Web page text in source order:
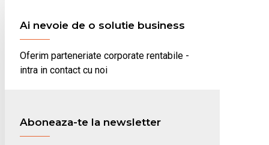
Ai nevoie de o solutie business
Oferim parteneriate corporate rentabile -
intra in contact cu noi
Aboneaza-te la newsletter